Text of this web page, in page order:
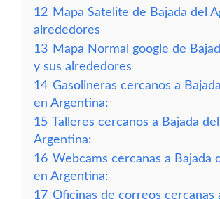
12 Mapa Satelite de Bajada del
alrededores
13 Mapa Normal google de
y sus alrededores
14 Gasolineras cercanos a
en Argentina:
15 Talleres cercanos a Bajada
Argentina:
16 Webcams cercanas a Bajada
en Argentina:
17 Oficinas de correos cercanas